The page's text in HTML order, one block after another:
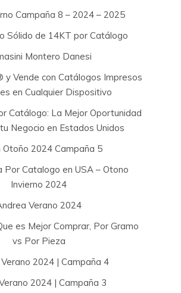
Campaña 8 – 2024 – 2025
Sólido de 14KT por Catálogo
Montero Danesi
y Vende con Catálogos Impresos
en Cualquier Dispositivo
Catálogo: La Mejor Oportunidad
Negocio en Estados Unidos
Otoño 2024 Campaña 5
Por Catalogo en USA – Otono
Invierno 2024
Verano 2024
es Mejor Comprar, Por Gramo
vs Por Pieza
Verano 2024 | Campaña 4
2024 | Campaña 3